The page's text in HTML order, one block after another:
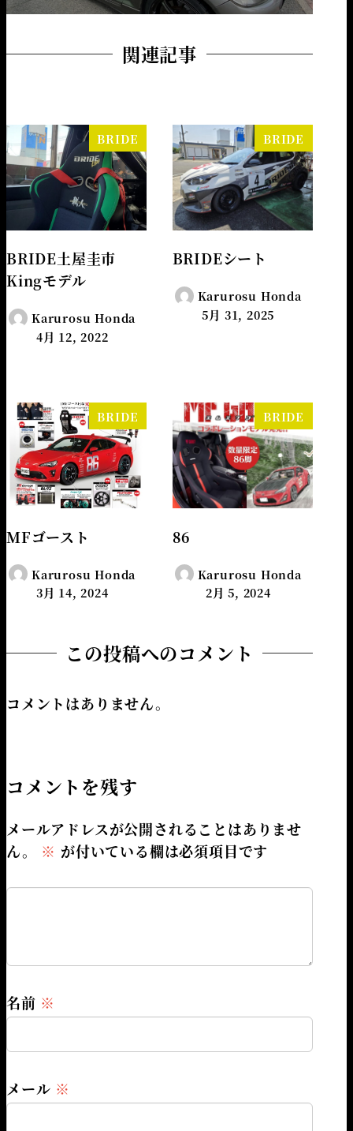
関連記事
BRIDE
BRIDE土屋圭市
Kingモデル
Karurosu Honda
4月 12, 2022
BRIDE
BRIDEシート
Karurosu Honda
5月 31, 2025
BRIDE
MFゴースト
Karurosu Honda
3月 14, 2024
BRIDE
86
Karurosu Honda
2月 5, 2024
この投稿へのコメント
コメントはありません。
コメントを残す
メールアドレスが公開されることはありませ
ん。
※ が付いている欄は必須項目です
名前 ※
メール ※